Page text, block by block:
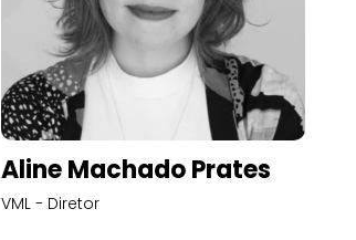
Aline Machado Prates
VML - Diretor